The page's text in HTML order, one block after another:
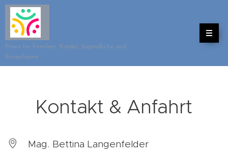
Praxis für Familien, Kinder, Jugendliche und
Erwachsene
Kontakt & Anfahrt
Mag. Bettina Langenfelder